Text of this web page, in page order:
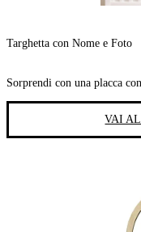
Targhetta con Nome e Foto
Sorprendi con una placca
VAI